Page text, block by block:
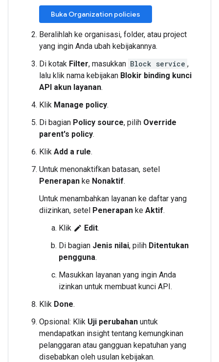
Buka Organization policies
Beralihlah ke organisasi, folder, atau project
yang ingin Anda ubah kebijakannya.
Di kotak Filter, masukkan Block service ,
lalu klik nama kebijakan Blokir binding kunci
API akun layanan.
Klik Manage policy.
Di bagian Policy source, pilih Override
parent's policy.
Klik Add a rule.
Untuk menonaktifkan batasan, setel
Penerapan ke Nonaktif.
Untuk menambahkan layanan ke daftar yang
diizinkan, setel Penerapan ke Aktif.
Klik edit Edit.
Di bagian Jenis nilai, pilih Ditentukan
pengguna.
Masukkan layanan yang ingin Anda
izinkan untuk membuat kunci API.
Klik Done.
Opsional: Klik Uji perubahan untuk
mendapatkan insight tentang kemungkinan
pelanggaran atau gangguan kepatuhan yang
disebabkan oleh usulan kebijakan.